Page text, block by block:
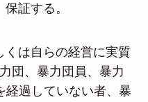
証する。
くは自らの経営に実質
団、暴力団員、暴力
経過していない者、暴